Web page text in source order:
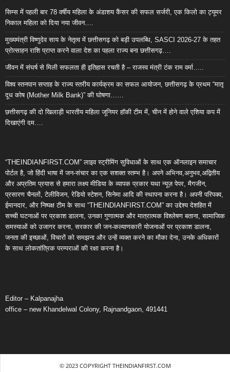
सिम्स में पहली बार 78 वर्षीय महिला के अंडाशय कैंसर की सफल सर्जरी, एक किलो का ट्यूमर
निकाल महिला को दिया नया जीवन….
मुख्यमंत्री विष्णुदेव साय के नेतृत्व में छत्तीसगढ़ को बड़ी उपलब्धि, SASCI 2026-27 के तहत
प्रोत्साहन राशि प्राप्त करने वाला देश का पहला राज्य बना छत्तीसगढ़….
जीवन में संघर्ष से मिली सफलता ही इतिहास रचती है – राजस्व मंत्री टंक राम वर्मा…..
विश्व स्तनपान सप्ताह के राज्य स्तरीय कार्यक्रम का सफल आयोजन, छत्तीसगढ़ के प्रथम “मातृ
दूध कोष (Mother Milk Bank)” की घोषणा……
छत्तीसगढ़ की दो खिलाड़ी भारतीय महिला जूनियर हॉकी टीम में, चीन में होने वाले एशिया कप में
दिखाएंगी दम….
“THEINDIANFIRST.COM” लाइव स्ट्रीमिंग सुविधाओं के साथ एक ऑनलाइन समाचार
पोर्टल है, जो हिंदी भाषा में जन-संचार का एक सशक्त स्तम्भ है। अपने अभिनव,अनुभव,अद्वितीय
और अप्रतिम प्रयास से हमारा लक्ष्य मीडिया के व्यापक प्रकार यथा न्यूज़ पेपर, मैगजीन,
प्रसारण चैनलों, टेलीविजन, रेडियो स्टेशन, सिनेमा आदि की स्थापना करना है। अपनी परिपक्व,
ईमानदार, और निष्पक्ष टीम के साथ “THEINDIANFIRST.COM” का उद्देश्य देशहित में
सच्ची घटनाओं पर प्रकाश डालना, उनका गुणात्मक और मात्रात्मक विश्लेषण बताना, सामाजिक
समस्याओं को उजागर करना, सरकार की जन-कल्याणकारी योजनाओं पर प्रकाश डालना,
जनता की इच्छाओं, विचारों को समझना और उन्हें व्यक्त करने का मौका देना, उनके अधिकारों
के साथ लोकतांत्रिक परम्पराओं की रक्षा करना है।
Editor – Kalpanajha
office – new Khandelwal Colony, Rajnandgaon, 491441
© 2023 COPYRIGHT THEINDIANFIRST.COM